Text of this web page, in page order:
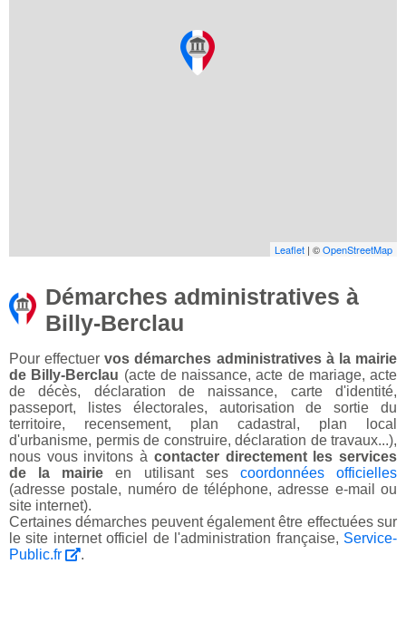
Leaflet | ©OpenStreetMap
Démarches administratives à
Billy-Berclau
Pour effectuervos démarches administratives à la mairie
de Billy-Berclau (acte de naissance, acte de mariage, acte
de décès, déclaration de naissance, carte d'identité,
passeport, listes électorales, autorisation de sortie du
territoire, recensement, plan cadastral, plan local
d'urbanisme, permis de construire, déclaration de travaux...),
nous vous invitons à contacter directement les services
de la mairie en utilisant ses coordonnées officielles
(adresse postale, numéro de téléphone, adresse e-mail ou
site internet).
Certaines démarches peuvent également être effectuées sur
le site internet officiel de l'administration française, Service-
Public.fr
.